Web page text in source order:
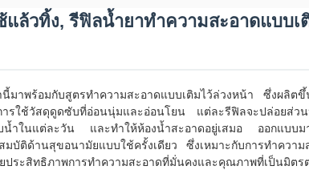
ล้วทิ้ง, รีฟิลน้ำยาทำความสะอาดแบบเ
มาพร้อมกับสูตรทำความสะอาดแบบเติมไว้ล่วงหน้า ซึ่งผลิตขึ้
รใช้วัสดุดูดซับที่อ่อนนุ่มและอ่อนโยน แต่ละรีฟิลจะปล่อยส่วน
ในแต่ละวัน และทำให้ห้องน้ำสะอาดอยู่เสมอ ออกแบบมา
บัติด้านสุขอนามัยแบบใช้ครั้งเดียว ซึ่งเหมาะกับการทำควา
ระสิทธิภาพการทำความสะอาดที่มั่นคงและคุณภาพที่เป็นมิต